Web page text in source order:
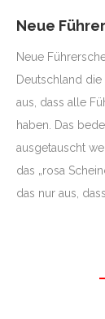
Neue
Neue
Deutschland
aus, dass alle
haben. Das
ausgetauscht
das „rosa
das nur aus, dass